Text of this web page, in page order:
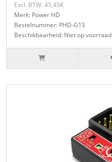
Excl. BTW: 45,45€
Merk: Power HD
Bestelnummer: PHD-G1S
Beschikbaarheid: Niet op voorraad